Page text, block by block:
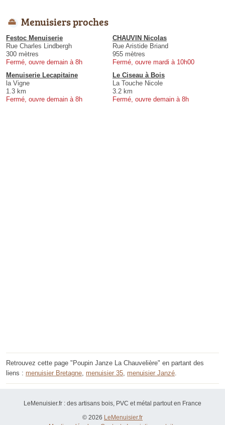
Menuisiers proches
Festoc Menuiserie
Rue Charles Lindbergh
300 mètres
Fermé, ouvre demain à 8h
CHAUVIN Nicolas
Rue Aristide Briand
955 mètres
Fermé, ouvre mardi à 10h00
Menuiserie Lecapitaine
la Vigne
1.3 km
Fermé, ouvre demain à 8h
Le Ciseau à Bois
La Touche Nicole
3.2 km
Fermé, ouvre demain à 8h
Retrouvez cette page "Poupin Janze La Chauvelière" en partant des
liens : menuisier Bretagne, menuisier 35, menuisier Janzé.
LeMenuisier.fr : des artisans bois, PVC et métal partout en France
© 2026 LeMenuisier.fr